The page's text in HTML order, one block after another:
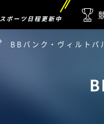
スポーツ日程更新中
BBバンク・ヴィルトパ